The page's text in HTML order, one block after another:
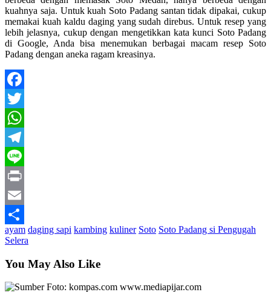
kuahnya saja. Untuk kuah Soto Padang santan tidak dipakai, cukup
memakai kuah kaldu daging yang sudah direbus. Untuk resep yang
lebih jelasnya, cukup dengan mengetikkan kata kunci Soto Padang
di Google, Anda bisa menemukan berbagai macam resep Soto
Padang dengan aneka ragam kreasinya.
Facebook
Twitter
WhatsApp
Telegram
Line
Print
Email
Share
ayam daging sapi kambing kuliner Soto Soto Padang si Pengugah
Selera
You May Also Like